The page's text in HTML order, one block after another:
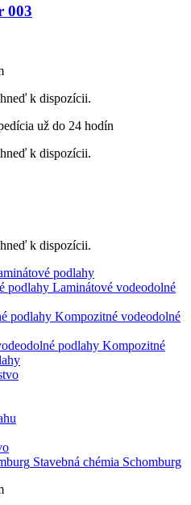
003
k dispozícii.
už do 24 hodín
k dispozícii.
k dispozícii.
podlahy
Laminátové vodeodolné
Kompozitné vodeodolné
Kompozitné
Stavebná chémia Schomburg